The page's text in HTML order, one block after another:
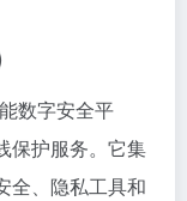
数字安全平
保护服务。它集
全、隐私工具和